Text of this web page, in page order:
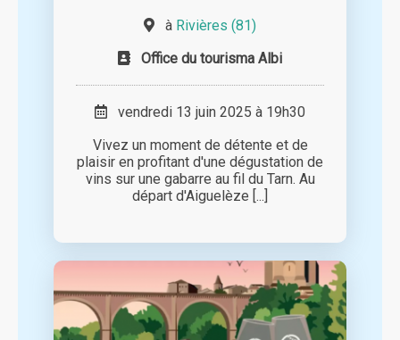
à Rivières (81)
Office du tourisma Albi
vendredi 13 juin 2025 à 19h30
Vivez un moment de détente et de
plaisir en profitant d'une dégustation de
vins sur une gabarre au fil du Tarn. Au
départ d'Aiguelèze [...]